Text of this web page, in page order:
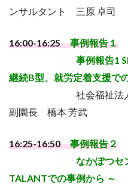
ンサルタント 三原 卓司
16:00-16:25事例報告１
事例報告1
継続B型、就労定着支援で
社会福祉
副園長 橋本 芳武
16:25-16:50事例報告２
なかぽつセ
TALANTでの事例から ～